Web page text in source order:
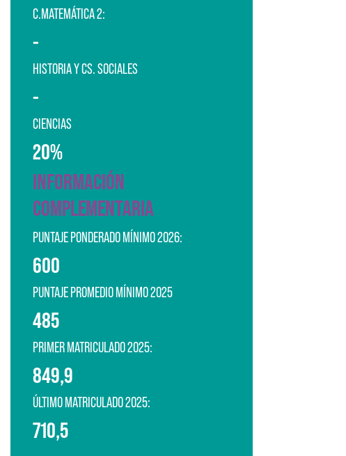
C.MATEMÁTICA 2:
-
HISTORIA Y CS. SOCIALES
-
CIENCIAS
20%
INFORMACIÓN
COMPLEMENTARIA
PUNTAJE PONDERADO MÍNIMO 2026:
600
PUNTAJE PROMEDIO MÍNIMO 2025
485
PRIMER MATRICULADO 2025:
849,9
ÚLTIMO MATRICULADO 2025:
710,5